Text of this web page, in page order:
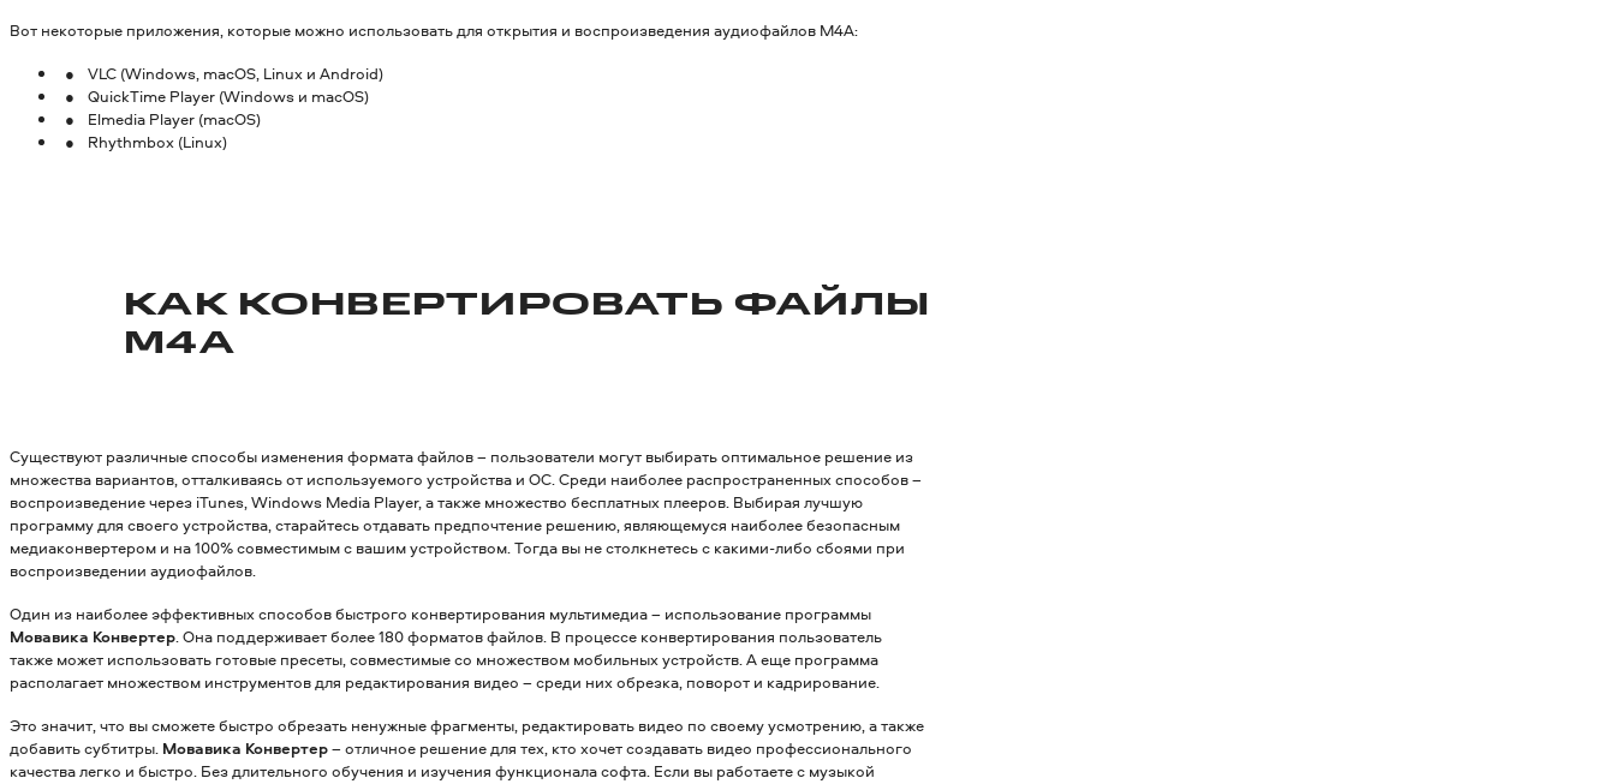
Вот некоторые приложения, которые можно использовать для открытия и воспроизведения аудиофайлов M4A:
VLC (Windows, macOS, Linux и Android)
QuickTime Player (Windows и macOS)
Elmedia Player (macOS)
Rhythmbox (Linux)
КАК КОНВЕРТИРОВАТЬ ФАЙЛЫ
M4A
Существуют различные способы изменения формата файлов – пользователи могут выбирать оптимальное решение из
множества вариантов, отталкиваясь от используемого устройства и ОС. Среди наиболее распространенных способов –
воспроизведение через iTunes, Windows Media Player, а также множество бесплатных плееров. Выбирая лучшую
программу для своего устройства, старайтесь отдавать предпочтение решению, являющемуся наиболее безопасным
медиаконвертером и на 100% совместимым с вашим устройством. Тогда вы не столкнетесь с какими-либо сбоями при
воспроизведении аудиофайлов.
Один из наиболее эффективных способов быстрого конвертирования мультимедиа – использование программы
Мовавика Конвертер. Она поддерживает более 180 форматов файлов. В процессе конвертирования пользователь
также может использовать готовые пресеты, совместимые со множеством мобильных устройств. А еще программа
располагает множеством инструментов для редактирования видео – среди них обрезка, поворот и кадрирование.
Это значит, что вы сможете быстро обрезать ненужные фрагменты, редактировать видео по своему усмотрению, а также
добавить субтитры. Мовавика Конвертер– отличное решение для тех, кто хочет создавать видео профессионального
качества легко и быстро. Без длительного обучения и изучения функционала софта. Если вы работаете с музыкой